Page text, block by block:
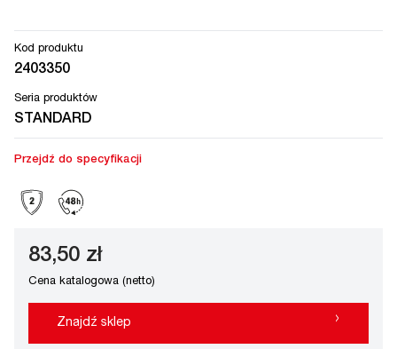
Kod produktu
2403350
Seria produktów
STANDARD
Przejdź do specyfikacji
83,50 zł
Cena katalogowa (netto)
Znajdź sklep ›